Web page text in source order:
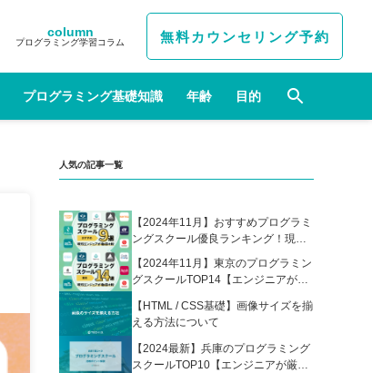
column
プログラミング学習コラム 無料カウンセリング予約
プログラミング基礎知識 年齢 目的
人気の記事一覧
【2024年11月】おすすめプログラミ
ングスクール優良ランキング！現役
エンジニアが選んだ人気プログラミ
ングスクールの比較表あり
【2024年11月】東京のプログラミン
グスクールTOP14【エンジニアが厳
【HTML / CSS基礎】画像サイズを揃
える方法について
【2024最新】兵庫のプログラミング
スクールTOP10【エンジニアが厳